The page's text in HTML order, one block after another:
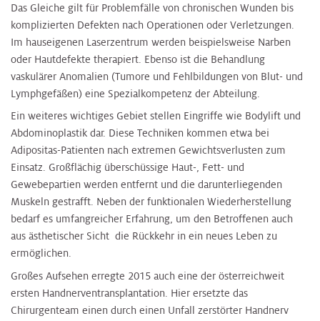
Das Gleiche gilt für Problemfälle von chronischen Wunden bis
komplizierten Defekten nach Operationen oder Verletzungen.
Im hauseigenen Laserzentrum werden beispielsweise Narben
oder Hautdefekte therapiert. Ebenso ist die Behandlung
vaskulärer Anomalien (Tumore und Fehlbildungen von Blut- und
Lymphgefäßen) eine Spezialkompetenz der Abteilung.
Ein weiteres wichtiges Gebiet stellen Eingriffe wie Bodylift und
Abdominoplastik dar. Diese Techniken kommen etwa bei
Adipositas-Patienten nach extremen Gewichtsverlusten zum
Einsatz. Großflächig überschüssige Haut-, Fett- und
Gewebepartien werden entfernt und die darunterliegenden
Muskeln gestrafft. Neben der funktionalen Wiederherstellung
bedarf es umfangreicher Erfahrung, um den Betroffenen auch
aus ästhetischer Sicht die Rückkehr in ein neues Leben zu
ermöglichen.
Großes Aufsehen erregte 2015 auch eine der österreichweit
ersten Handnerventransplantation. Hier ersetzte das
Chirurgenteam einen durch einen Unfall zerstörter Handnerv